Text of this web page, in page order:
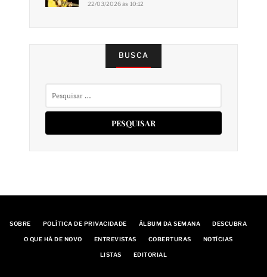
22/03/2026 às 10:12
BUSCA
SOBRE POLÍTICA DE PRIVACIDADE ÁLBUM DA SEMANA DESCUBRA
O QUE HÁ DE NOVO ENTREVISTAS COBERTURAS NOTÍCIAS
LISTAS EDITORIAL